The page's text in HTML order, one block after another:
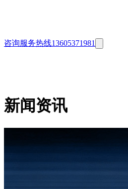
咨询服务热线13605371981
新闻资讯